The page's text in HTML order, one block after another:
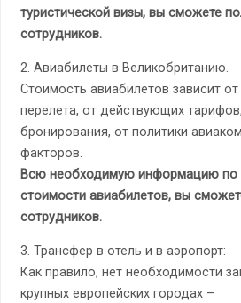
туристической визы, вы сможете
сотрудников.
2. Авиабилеты в Великобританию.
Стоимость авиабилетов зависит
перелета, от действующих
бронирования, от политики
факторов.
Всю необходимую информацию
стоимости авиабилетов, вы
сотрудников.
3. Трансфер в отель и в аэропорт:
Как правило, нет необходимости
крупных европейских городах –